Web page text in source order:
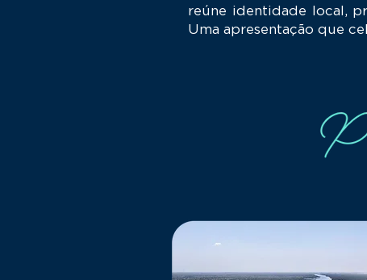
reúne identidade local,
Uma apresentação que